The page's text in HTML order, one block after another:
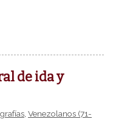
de ida y
,Venezolanos (71-